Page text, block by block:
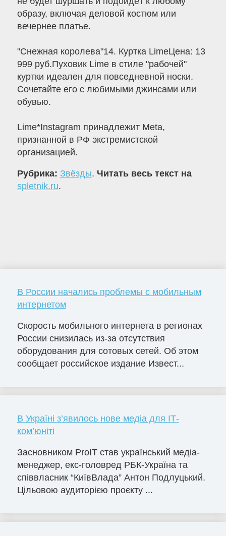
образу, включая деловой костюм или
вечернее платье.
"Снежная королева"14. Куртка LimeЦена: 13
999 руб.Пуховик Lime в стиле "рабочей"
куртки идеален для повседневной носки.
Сочетайте его с любимыми джинсами или
обувью.
Lime*Instagram принадлежит Meta,
признанной в РФ экстремистской
организацией.
Рубрика: Звёзды. Читать весь текст на
spletnik.ru.
В России начались проблемы с мобильным
интернетом
Скорость мобильного интернета в регионах
России снизилась из-за отсутствия
оборудования для сотовых сетей. Об этом
сообщает российское издание Извест...
В Україні з’явилось нове медіа для ІТ-
ком’юніті
Засновником ProIT став український медіа-
менеджер, екс-головред РБК-Україна та
співвласник “КиївВлада” Антон Подлуцький.
Цільовою аудиторією проєкту ...